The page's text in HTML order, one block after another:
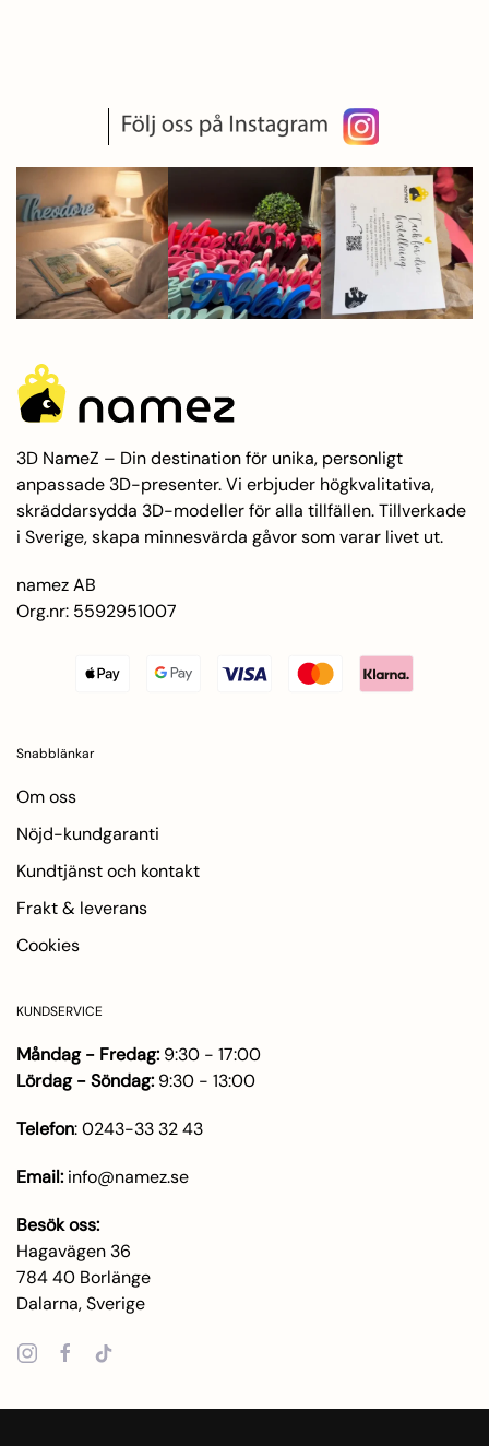
3D NameZ – Din destination för unika, personligt
anpassade 3D-presenter. Vi erbjuder högkvalitativa,
skräddarsydda 3D-modeller för alla tillfällen. Tillverkade
i Sverige, skapa minnesvärda gåvor som varar livet ut.
namez AB
Org.nr: 5592951007
Snabblänkar
Om oss
Nöjd-kundgaranti
Kundtjänst och kontakt
Frakt & leverans
Cookies
KUNDSERVICE
Måndag - Fredag: 9:30 - 17:00
Lördag - Söndag: 9:30 - 13:00
Telefon:0243-33 32 43
Email: info@namez.se
Besök oss:
Hagavägen 36
784 40 Borlänge
Dalarna, Sverige